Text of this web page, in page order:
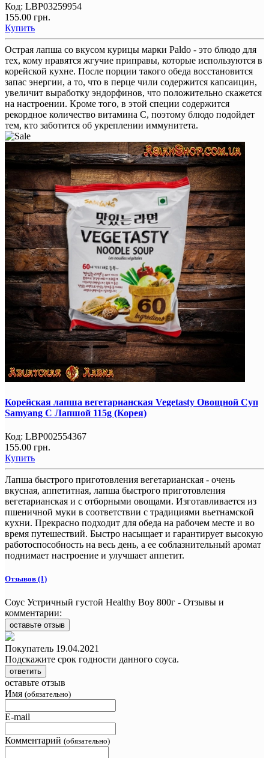
Код: LBP03259954
155.00 грн.
Купить
Острая лапша со вкусом курицы марки Paldo - это блюдо для
тех, кому нравятся жгучие приправы, которые используются в
корейской кухне. После порции такого обеда восстановится
запас энергии, а то, что в перце чили содержится капсаицин,
увеличит выработку эндорфинов, что положительно скажется
на настроении. Кроме того, в этой специи содержится
рекордное количество витамина С, поэтому блюдо подойдет
тем, кто заботится об укреплении иммунитета.
Корейская лапша вегетарианская Vegetasty Овощной Суп
Samyang С Лапшой 115g (Корея)
Код: LBP002554367
155.00 грн.
Купить
Лапша быстрого приготовления вегетарианская - очень
вкусная, аппетитная, лапша быстрого приготовления
вегетарианская и с отборными овощами. Изготавливается из
пшеничной муки в соответствии с традициями вьетнамской
кухни. Прекрасно подходит для обеда на рабочем месте и во
время путешествий. Быстро насыщает и гарантирует высокую
работоспособность на весь день, а ее соблазнительный аромат
поднимает настроение и улучшает аппетит.
Отзывов (1)
Соус Устричный густой Healthy Boy 800г - Отзывы и
комментарии:
оставьте отзыв
Покупатель 19.04.2021
Подскажите срок годности данного соуса.
ответить
оставьте отзыв
Имя (обязательно)
E-mail
Комментарий (обязательно)